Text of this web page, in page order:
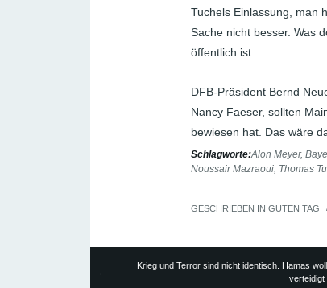
Tuchels Einlassung, man
Sache nicht besser. Was
öffentlich ist.
DFB-Präsident Bernd
Nancy Faeser, sollten
bewiesen hat. Das wäre
Schlagworte:Alon Meyer,
Noussair Mazraoui, Thomas
GESCHRIEBEN IN GUTEN TAG
←
Krieg und Terror sind nicht identisch. Hamas
verteidigt